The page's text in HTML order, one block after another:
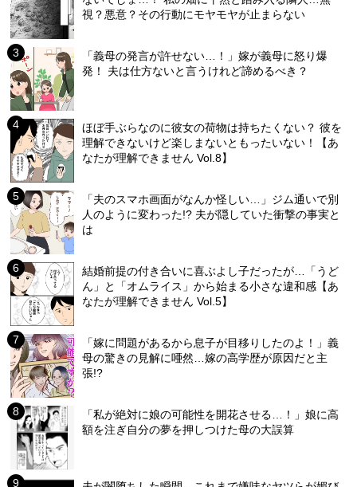
視？悪意？その行動にモヤモヤが止まらない
「義母の発言が許せない…！」嫁が義母に怒り爆
発！ 夫は仕方ないと言うけれど諦めるべき？
ほぼ手ぶらなのに彼女の荷物は持ちたくない？ 彼を
理解できないけど楽しまないともったいない！【あ
なたが理解できません Vol.8】
「夫のスマホ画面がなんか怪しい…」ジム通いで別
人のように変わった!? 夫が隠していた衝撃の事実と
は
結婚前提の付き合いに喜ぶよし子だったが…「うど
ん」と「オムライス」から始まる小さな違和感【あ
なたが理解できません Vol.5】
「嫁に問題があるから息子が目移りしたのよ！」義
母の驚きの見解に唖然…嫁の高学歴が原因だと主
張!?
「私が絶対に娘の可能性を開花させる…！」娘に高
額を注ぎ自分の夢を押しつけた母の大誤算